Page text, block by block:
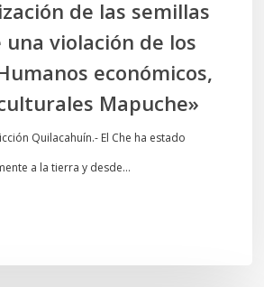
de las semillas
violación de los
económicos,
Mapuche»
Quilacahuín.- El Che ha estado
a la tierra y desde…